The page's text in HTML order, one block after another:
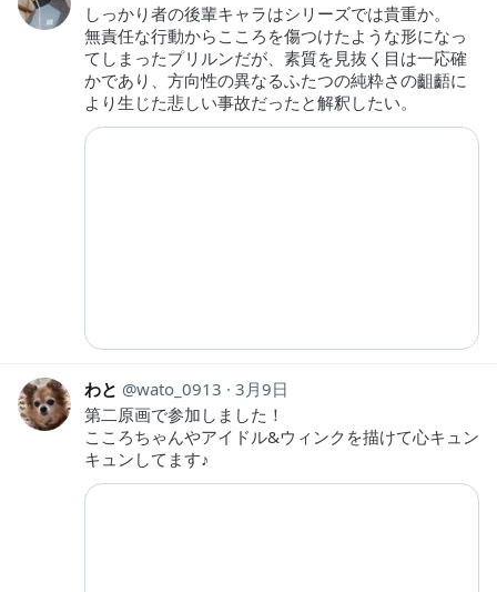
しっかり者の後輩キャラはシリーズでは貴重か。
無責任な行動からこころを傷つけたような形になっ
てしまったプリルンだが、素質を見抜く目は一応確
かであり、方向性の異なるふたつの純粋さの齟齬に
より生じた悲しい事故だったと解釈したい。
わと wato_0913
3月9日
第二原画で参加しました！
こころちゃんやアイドル&ウィンクを描けて心キュン
キュンしてます♪